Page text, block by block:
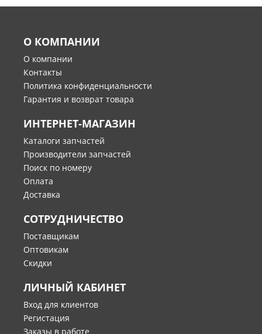
О КОМПАНИИ
О компании
Контакты
Политика конфиденциальности
Гарантия и возврат товара
ИНТЕРНЕТ-МАГАЗИН
Каталоги запчастей
Производители запчастей
Поиск по номеру
Оплата
Доставка
СОТРУДНИЧЕСТВО
Поставщикам
Оптовикам
Скидки
ЛИЧНЫЙ КАБИНЕТ
Вход для клиентов
Регистация
Заказы в работе